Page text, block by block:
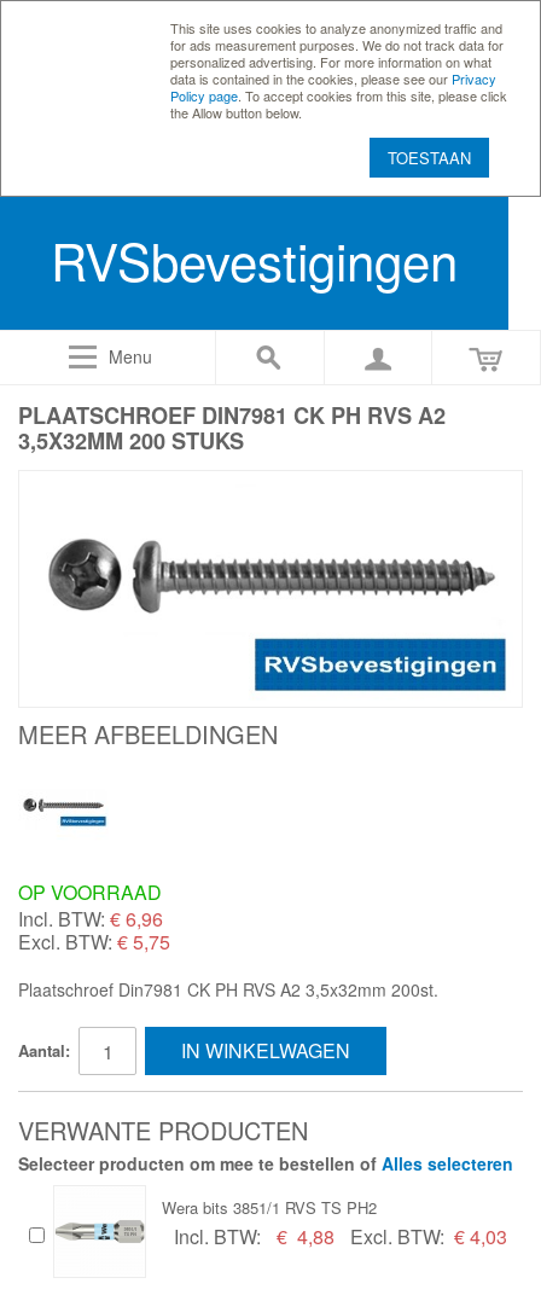
This site uses cookies to analyze anonymized traffic and
for ads measurement purposes. We do not track data for
personalized advertising. For more information on what
data is contained in the cookies, please see our Privacy
Policy page . To accept cookies from this site, please click
the Allow button below.
TOESTAAN
RVSbevestigingen
Menu
PLAATSCHROEF DIN7981 CK PH RVS A2
3,5X32MM 200 STUKS
MEER AFBEELDINGEN
OP VOORRAAD
Incl. BTW: €6,96
Excl. BTW: € 5,75
Plaatschroef Din7981 CK PH RVS A2 3,5x32mm 200st.
Aantal: IN WINKELWAGEN
VERWANTE PRODUCTEN
Selecteer producten om mee te bestellen of Alles selecteren
Wera bits 3851/1 RVS TS PH2
Incl. BTW: € 4,88 Excl. BTW: € 4,03